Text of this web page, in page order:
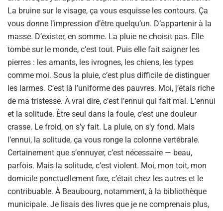
La bruine sur le visage, ça vous esquisse les contours. Ça
vous donne l’impression d’être quelqu’un. D’appartenir à la
masse. D’exister, en somme. La pluie ne choisit pas. Elle
tombe sur le monde, c’est tout. Puis elle fait saigner les
pierres : les amants, les ivrognes, les chiens, les types
comme moi. Sous la pluie, c’est plus difficile de distinguer
les larmes. C’est là l’uniforme des pauvres. Moi, j’étais riche
de ma tristesse. À vrai dire, c’est l’ennui qui fait mal. L’ennui
et la solitude. Être seul dans la foule, c’est une douleur
crasse. Le froid, on s’y fait. La pluie, on s’y fond. Mais
l’ennui, la solitude, ça vous ronge la colonne vertébrale.
Certainement que s’ennuyer, c’est nécessaire — beau,
parfois. Mais la solitude, c’est violent. Moi, mon toit, mon
domicile ponctuellement fixe, c’était chez les autres et le
contribuable. À Beaubourg, notamment, à la bibliothèque
municipale. Je lisais des livres que je ne comprenais plus,